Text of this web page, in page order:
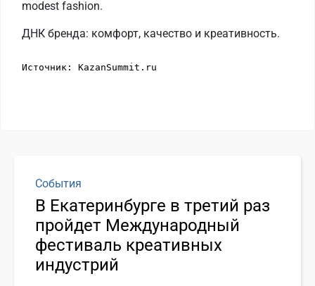
modest fashion.
ДНК бренда: комфорт, качество и креативность.
Источник: KazanSummit.ru
События
В Екатеринбурге в третий раз
пройдет Международный
фестиваль креативных
индустрий